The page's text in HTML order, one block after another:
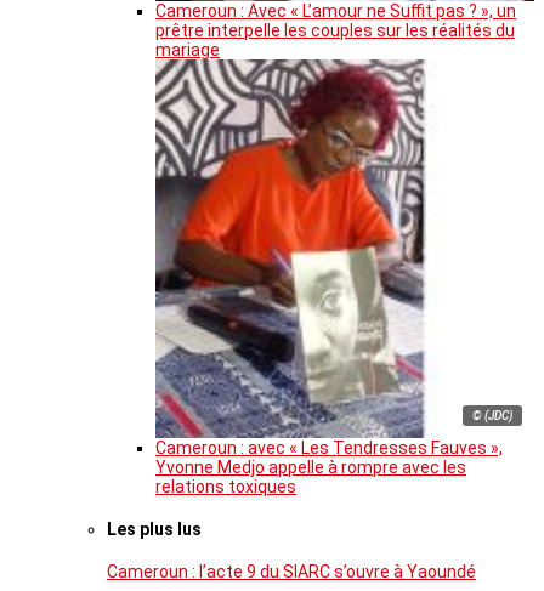
Cameroun : Avec « L’amour ne Suffit pas ? », un
prêtre interpelle les couples sur les réalités du
mariage
© (JDC)
Cameroun : avec « Les Tendresses Fauves »,
Yvonne Medjo appelle à rompre avec les
relations toxiques
Les plus lus
Cameroun : l’acte 9 du SIARC s’ouvre à Yaoundé